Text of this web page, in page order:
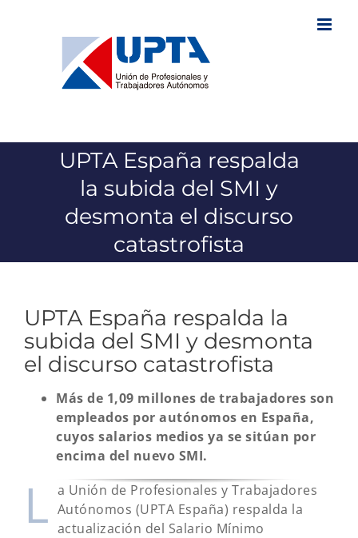
UPTA España respalda
la subida del SMI y
desmonta el discurso
catastrofista
UPTA España respalda la
subida del SMI y desmonta
el discurso catastrofista
Más de 1,09 millones de trabajadores son
empleados por autónomos en España,
cuyos salarios medios ya se sitúan por
encima del nuevo SMI.
L a Unión de Profesionales y Trabajadores
Autónomos (UPTA España) respalda la
actualización del Salario Mínimo